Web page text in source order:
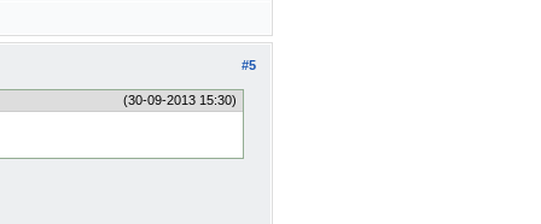
#5
(30-09-2013 15:30)